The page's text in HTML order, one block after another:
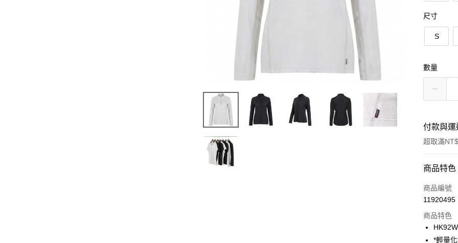
尺寸
S
數量
付款與
超取滿
付款方式
信用卡一
運送方式
商品特色
商品編號
11920495
商品特色
*輕量